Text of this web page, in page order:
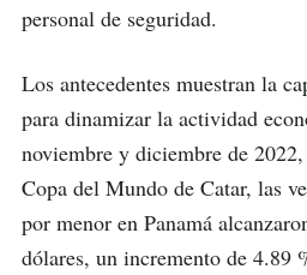
personal de seguridad.
Los antecedentes muestran la
para dinamizar la actividad
noviembre y diciembre de
Copa del Mundo de Catar, las
por menor en Panamá
dólares, un incremento de 4.89